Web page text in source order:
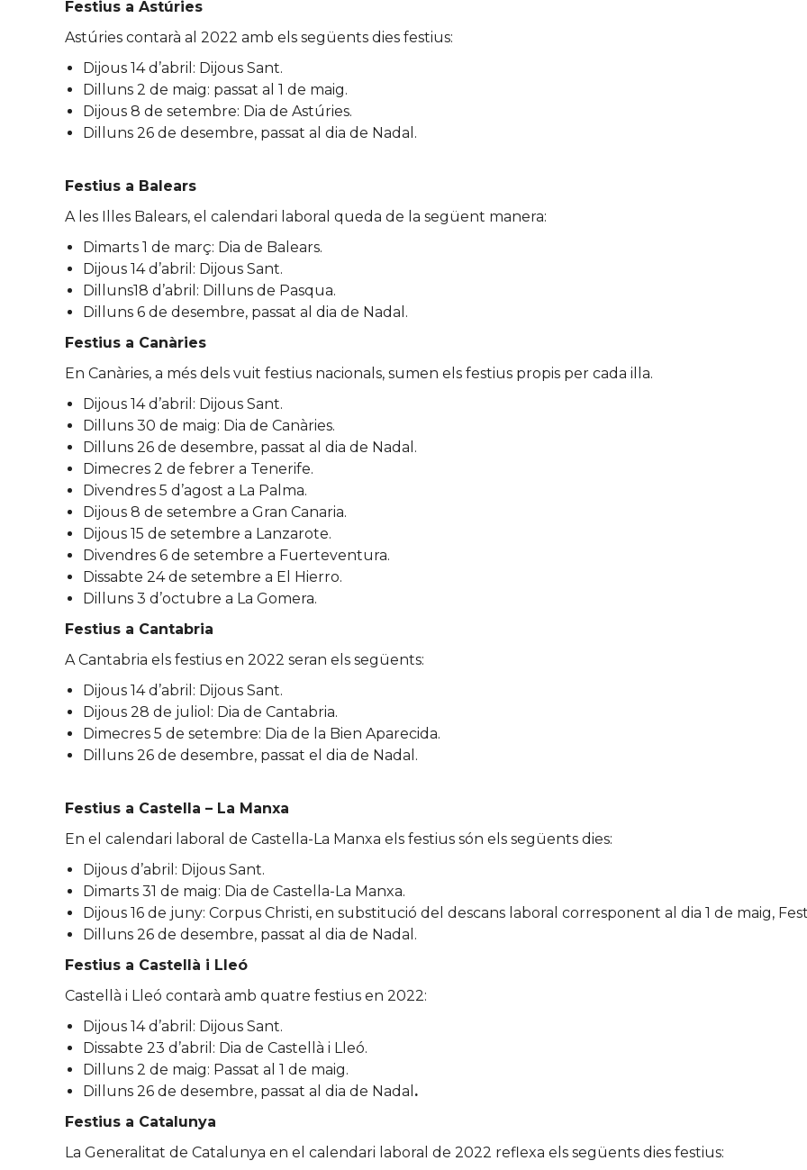
Festius a Astúries
Astúries contarà al 2022 amb els següents dies festius:
Dijous 14 d’abril: Dijous Sant.
Dilluns 2 de maig: passat al 1 de maig.
Dijous 8 de setembre: Dia de Astúries.
Dilluns 26 de desembre, passat al dia de Nadal.
Festius a Balears
A les Illes Balears, el calendari laboral queda de la següent manera:
Dimarts 1 de març: Dia de Balears.
Dijous 14 d’abril: Dijous Sant.
Dilluns18 d’abril: Dilluns de Pasqua.
Dilluns 6 de desembre, passat al dia de Nadal.
Festius a Canàries
En Canàries, a més dels vuit festius nacionals, sumen els festius propis per cada illa.
Dijous 14 d’abril: Dijous Sant.
Dilluns 30 de maig: Dia de Canàries.
Dilluns 26 de desembre, passat al dia de Nadal.
Dimecres 2 de febrer a Tenerife.
Divendres 5 d’agost a La Palma.
Dijous 8 de setembre a Gran Canaria.
Dijous 15 de setembre a Lanzarote.
Divendres 6 de setembre a Fuerteventura.
Dissabte 24 de setembre a El Hierro.
Dilluns 3 d’octubre a La Gomera.
Festius a Cantabria
A Cantabria els festius en 2022 seran els següents:
Dijous 14 d’abril: Dijous Sant.
Dijous 28 de juliol: Dia de Cantabria.
Dimecres 5 de setembre: Dia de la Bien Aparecida.
Dilluns 26 de desembre, passat el dia de Nadal.
Festius a Castella – La Manxa
En el calendari laboral de Castella-La Manxa els festius són els següents dies:
Dijous d’abril: Dijous Sant.
Dimarts 31 de maig: Dia de Castella-La Manxa.
Dijous 16 de juny: Corpus Christi, en substitució del descans laboral corresponent al dia 1 de maig,
Dilluns 26 de desembre, passat al dia de Nadal.
Festius a Castellà i Lleó
Castellà i Lleó contarà amb quatre festius en 2022:
Dijous 14 d’abril: Dijous Sant.
Dissabte 23 d’abril: Dia de Castellà i Lleó.
Dilluns 2 de maig: Passat al 1 de maig.
Dilluns 26 de desembre, passat al dia de Nadal .
Festius a Catalunya
La Generalitat de Catalunya en el calendari laboral de 2022 reflexa els següents dies festius: